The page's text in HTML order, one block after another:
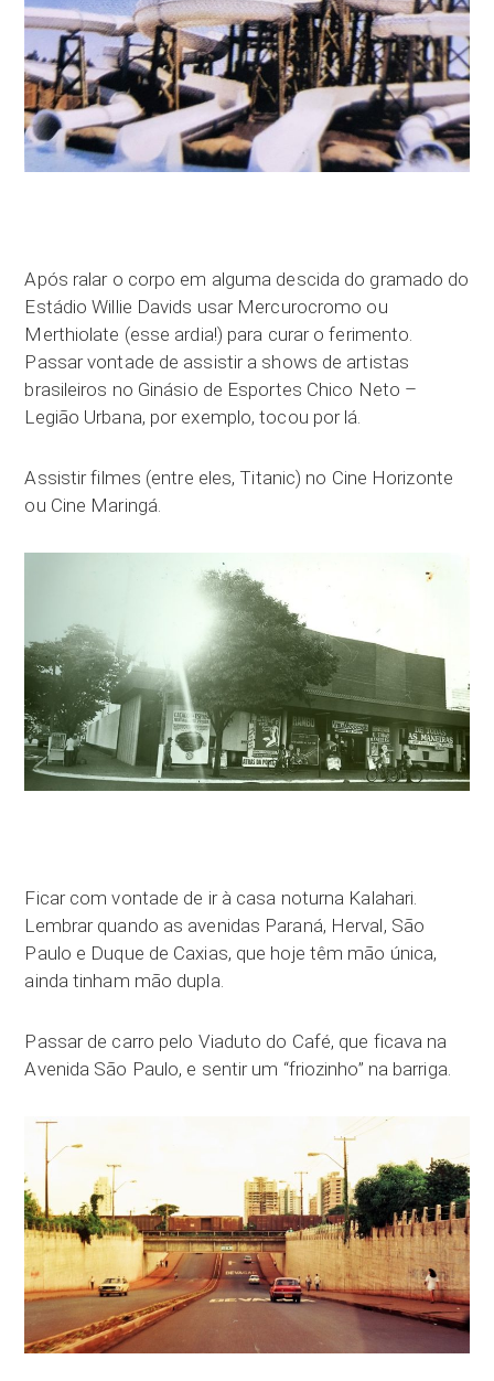
Após ralar o corpo em alguma descida do gramado do
Estádio Willie Davids usar Mercurocromo ou
Merthiolate (esse ardia!) para curar o ferimento.
Passar vontade de assistir a shows de artistas
brasileiros no Ginásio de Esportes Chico Neto –
Legião Urbana, por exemplo, tocou por lá.
Assistir filmes (entre eles, Titanic) no Cine Horizonte
ou Cine Maringá.
Ficar com vontade de ir à casa noturna Kalahari.
Lembrar quando as avenidas Paraná, Herval, São
Paulo e Duque de Caxias, que hoje têm mão única,
ainda tinham mão dupla.
Passar de carro pelo Viaduto do Café, que ficava na
Avenida São Paulo, e sentir um “friozinho” na barriga.